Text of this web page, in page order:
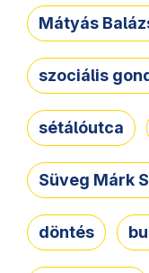
Mátyás
szociális
sétálóutca
Süveg Márk
döntés